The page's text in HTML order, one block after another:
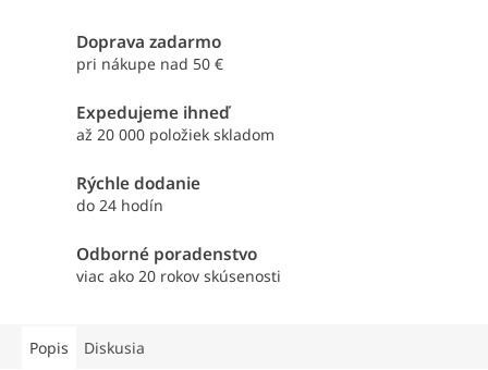
Doprava zadarmo
pri nákupe nad 50 €
Expedujeme ihneď
až 20 000 položiek skladom
Rýchle dodanie
do 24 hodín
Odborné poradenstvo
viac ako 20 rokov skúsenosti
Popis Diskusia